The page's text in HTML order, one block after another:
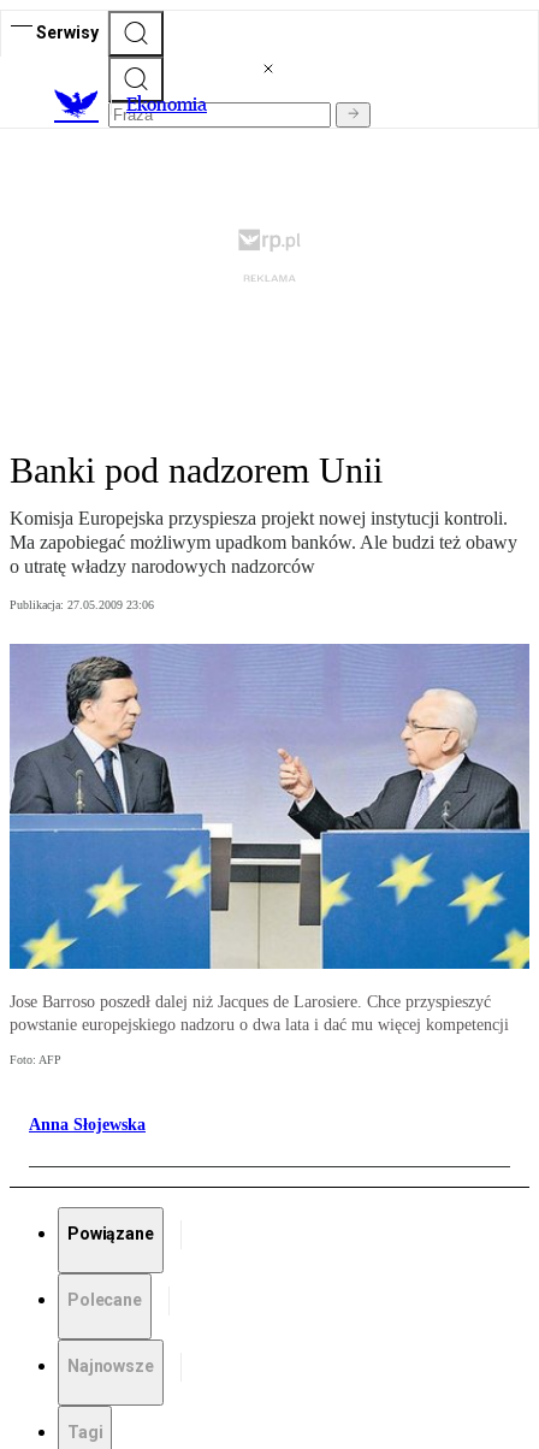
Serwisy
Ekonomia
Banki pod nadzorem Unii
Komisja Europejska przyspiesza projekt nowej instytucji kontroli.
Ma zapobiegać możliwym upadkom banków. Ale budzi też obawy
o utratę władzy narodowych nadzorców
Publikacja: 27.05.2009 23:06
Jose Barroso poszedł dalej niż Jacques de Larosiere. Chce przyspieszyć
powstanie europejskiego nadzoru o dwa lata i dać mu więcej kompetencji
Foto: AFP
Anna Słojewska
Powiązane
Polecane
Najnowsze
Tagi